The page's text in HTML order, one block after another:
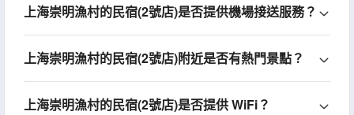
上海崇明漁村的民宿(2號店)是否提供機場接送服務？
上海崇明漁村的民宿(2號店)附近是否有熱門景點？
上海崇明漁村的民宿(2號店)是否提供 WiFi？